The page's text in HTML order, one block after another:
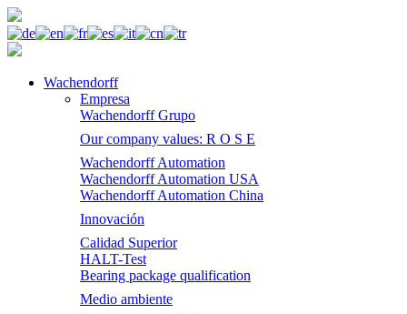
Wachendorff
Empresa
Wachendorff Grupo
Our company values: R O S E
Wachendorff Automation
Wachendorff Automation USA
Wachendorff Automation China
Innovación
Calidad Superior
HALT-Test
Bearing package qualification
Medio ambiente